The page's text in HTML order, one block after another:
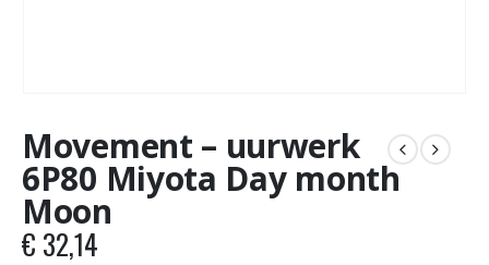
Movement – uurwerk
6P80 Miyota Day month
Moon
€ 32,14